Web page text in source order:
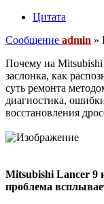
Цитата
Сообщение admin »
Почему на Mitsubishi
заслонка, как
суть ремонта
диагностика,
восстановления
Mitsubishi Lancer 9
проблема